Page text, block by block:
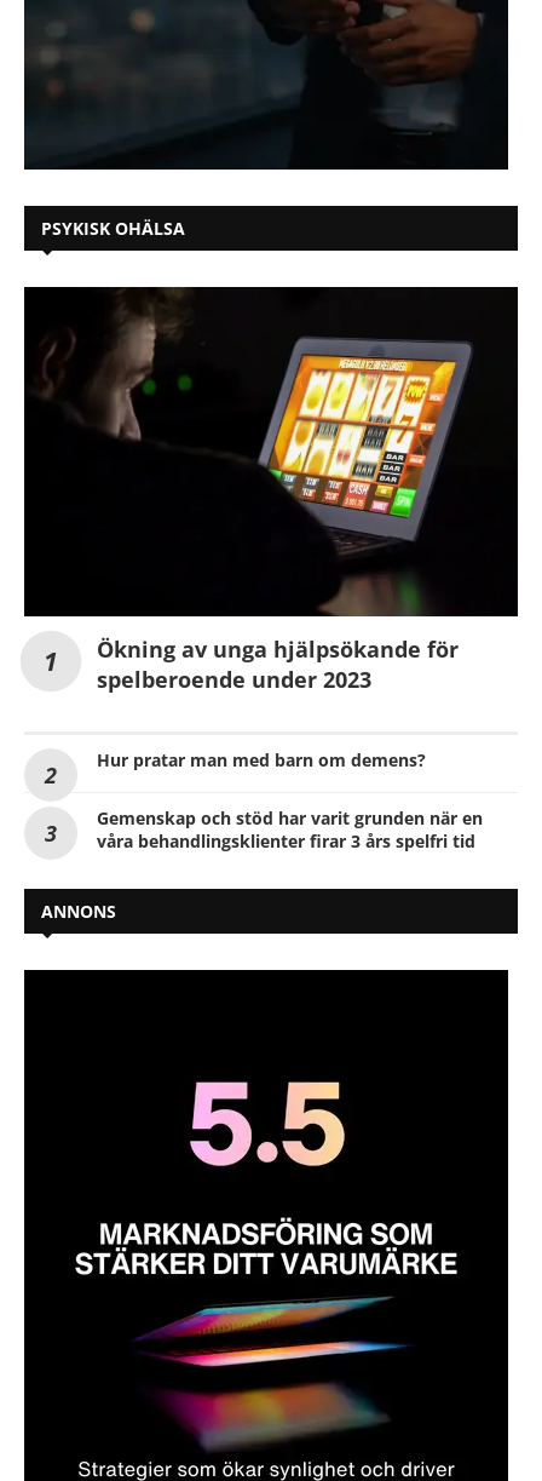
PSYKISK OHÄLSA
Ökning av unga hjälpsökande för
spelberoende under 2023
Hur pratar man med barn om demens?
Gemenskap och stöd har varit grunden när en
våra behandlingsklienter firar 3 års spelfri tid
ANNONS